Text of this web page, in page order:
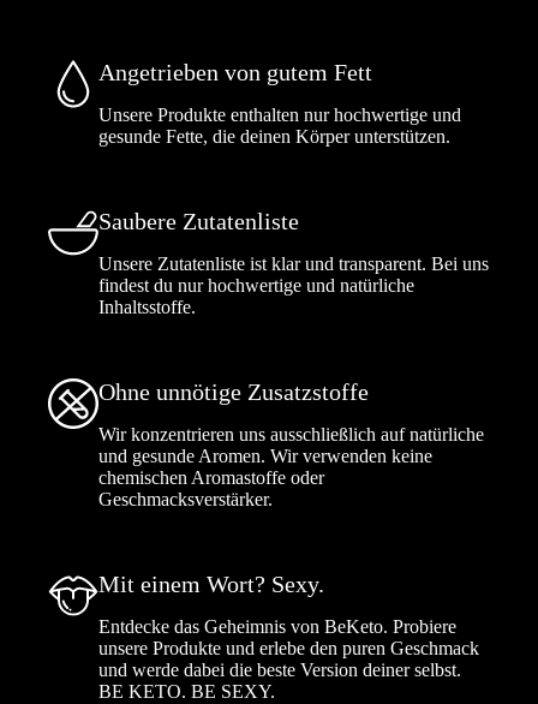
Angetrieben von gutem Fett
Unsere Produkte enthalten nur hochwertige und
gesunde Fette, die deinen Körper unterstützen.
Saubere Zutatenliste
Unsere Zutatenliste ist klar und transparent. Bei uns
findest du nur hochwertige und natürliche
Inhaltsstoffe.
Ohne unnötige Zusatzstoffe
Wir konzentrieren uns ausschließlich auf natürliche
und gesunde Aromen. Wir verwenden keine
chemischen Aromastoffe oder
Geschmacksverstärker.
Mit einem Wort? Sexy.
Entdecke das Geheimnis von BeKeto. Probiere
unsere Produkte und erlebe den puren Geschmack
und werde dabei die beste Version deiner selbst.
BE KETO. BE SEXY.